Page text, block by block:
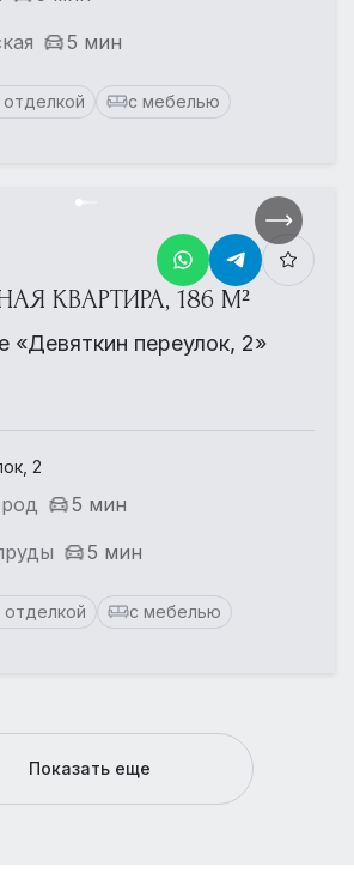
5 мин
отделкой с мебелью
КВАРТИРА, 186 М²
переулок, 2»
2
5 мин
5 мин
отделкой с мебелью
Показать еще